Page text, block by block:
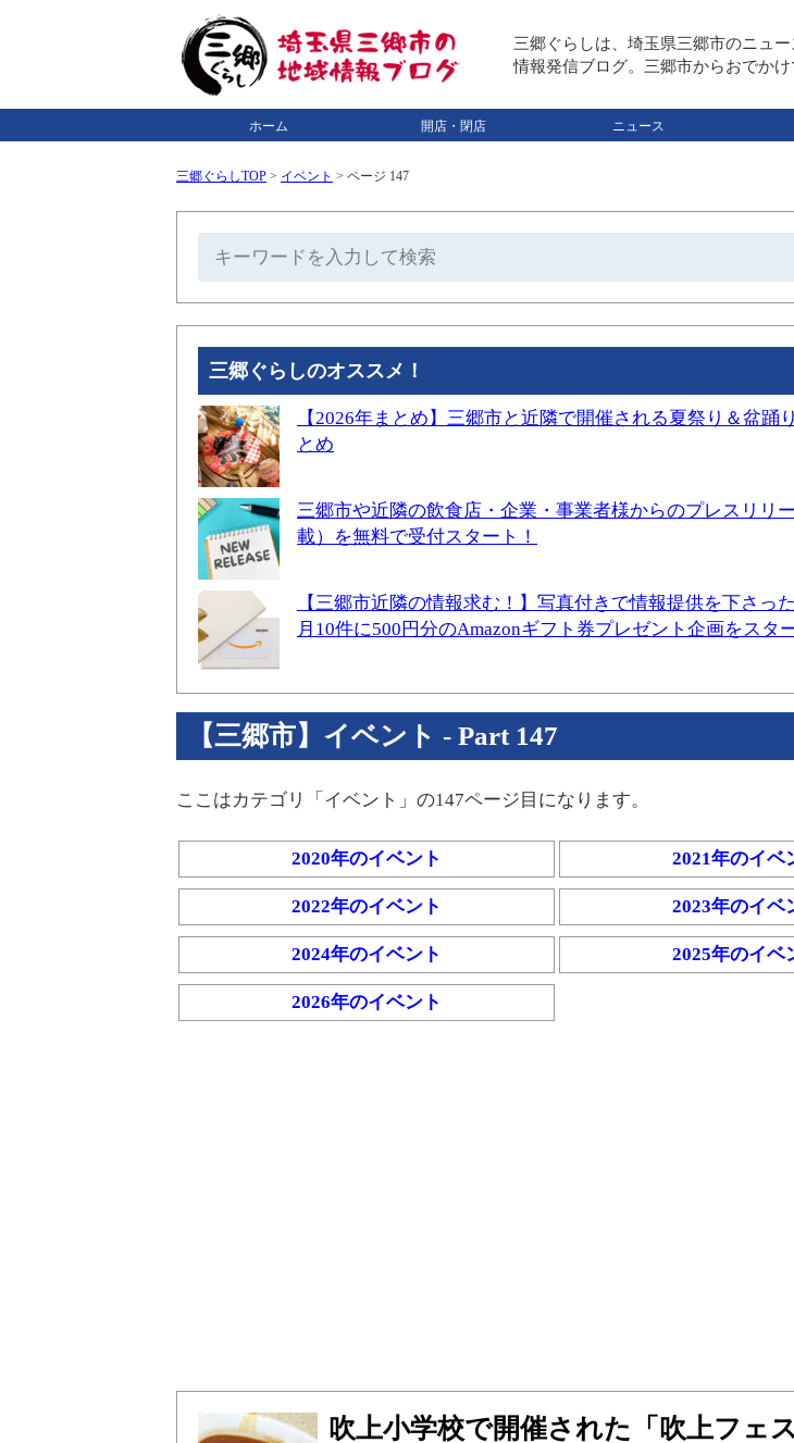
三郷ぐらしは、埼玉県三郷市のニュ
情報発信ブログ。三郷市からおでか
ホーム 開店・閉店 ニュース
三郷ぐらしTOP > イベント > ページ 147
三郷ぐらしのオススメ！
【2026年まとめ】三郷市と近隣で開催される夏祭り＆盆踊
とめ
三郷市や近隣の飲食店・企業・事業者様からのプレスリリ
載）を無料で受付スタート！
【三郷市近隣の情報求む！】写真付きで情報提供を下さっ
月10件に500円分のAmazonギフト券プレゼント企画をスタ
【三郷市】イベント - Part 147
ここはカテゴリ「イベント」の147ページ目になります。
2020年のイベント 2021年のイベ
2022年のイベント 2023年のイベ
2024年のイベント 2025年のイベ
2026年のイベント
吹上小学校で開催された「吹上フェ